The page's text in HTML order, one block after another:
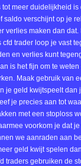
meer duidelijkheid is
saldo verschijnt op je
dan dat. Beperk verlies met een
en verlies kunt
is het fijn om te
Maak gebruik van
je geld kwijtspeelt dan
je precies aan tot
met een stoploss
voorkom je dat
we aanraden aan
geld kwijt spelen
traders gebruiken de